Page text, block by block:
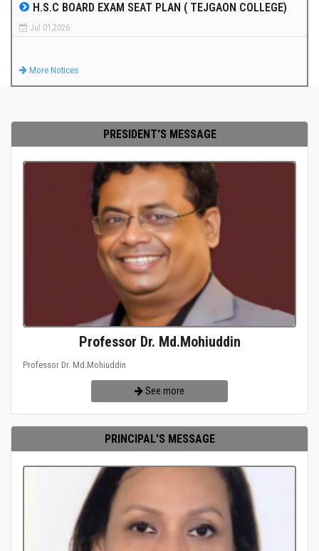
RESULTS
H.S.C BOARD EXAM SEAT PLAN ( TEJGAON COLLEGE)
Jul 01,2026
More Notices
PRESIDENT'S MESSAGE
Professor Dr. Md.Mohiuddin
Professor Dr. Md.Mohiuddin
See more
PRINCIPAL'S MESSAGE